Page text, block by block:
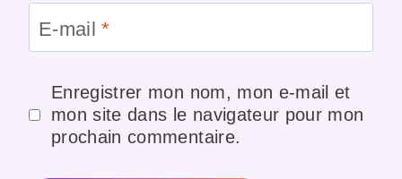
E-mail*
Enregistrer mon nom, mon e-mail et
mon site dans le navigateur pour mon
prochain commentaire.